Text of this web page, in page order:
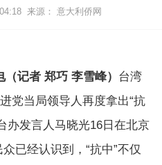
来源： 意大利侨网
记者 郑巧 李雪峰） 台湾
党当局领导人再度拿出“抗
办发言人马晓光16日在北京
已经认识到，“抗中”不仅